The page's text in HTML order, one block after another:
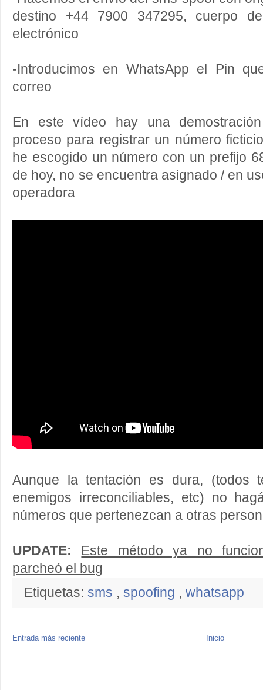
destino +44 7900 347295, cuerpo
electrónico
-Introducimos en WhatsApp el Pin
correo
En este vídeo hay una
proceso para registrar un número
he escogido un número con un prefijo
de hoy, no se encuentra asignado / en
operadora
Aunque la tentación es dura, (todos
enemigos irreconciliables, etc) no
números que pertenezcan a otras
UPDATE:
Este método ya no
parcheó el bug
Etiquetas: sms , spoofing , whatsapp
Entrada más reciente Inicio